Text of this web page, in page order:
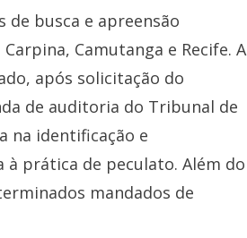
de busca e apreensão
Camutanga e Recife. A
após solicitação do
de auditoria do Tribunal de
na identificação e
prática de peculato. Além do
mandados de